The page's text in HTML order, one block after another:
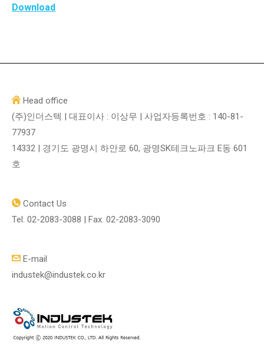
Download
Head office
(주)인더스텍 | 대표이사 : 이상무 | 사업자등록번호 : 140-81-
77937
14332 | 경기도 광명시 하안로 60, 광명SK테크노파크 E동 601
호
Contact Us
Tel. 02-2083-3088 | Fax. 02-2083-3090
E-mail
industek@industek.co.kr